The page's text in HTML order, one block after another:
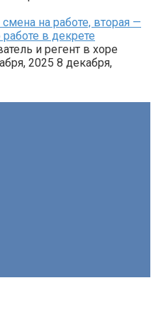
на работе, вторая —
в декрете
и регент в хоре
2025 8 декабря,